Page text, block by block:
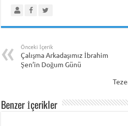
Önceki İçerik
Çalışma Arkadaşımız İbrahim
Şen’in Doğum Günü
Benzer İçerikler